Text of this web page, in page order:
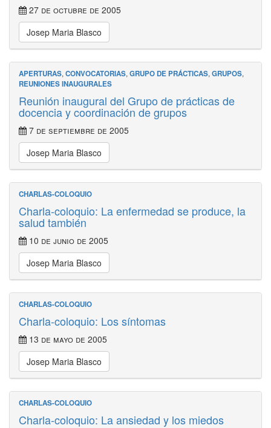
27 de octubre de 2005
Josep Maria Blasco
APERTURAS, CONVOCATORIAS, GRUPO DE PRÁCTICAS, GRUPOS,
REUNIONES INAUGURALES
Reunión inaugural del Grupo de prácticas de
docencia y coordinación de grupos
7 de septiembre de 2005
Josep Maria Blasco
CHARLAS-COLOQUIO
Charla-coloquio: La enfermedad se produce, la
salud también
10 de junio de 2005
Josep Maria Blasco
CHARLAS-COLOQUIO
Charla-coloquio: Los síntomas
13 de mayo de 2005
Josep Maria Blasco
CHARLAS-COLOQUIO
Charla-coloquio: La ansiedad y los miedos